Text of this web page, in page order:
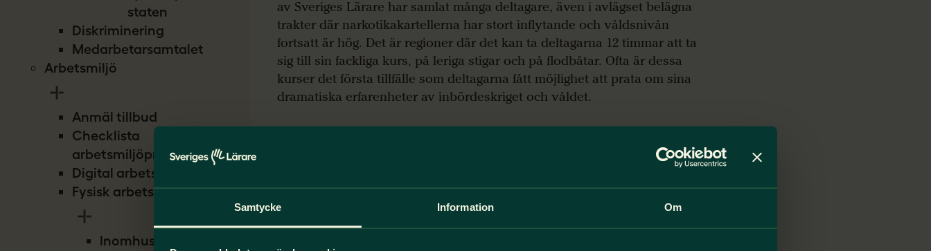
Samtycke Information Om
staten
Diskriminering
Medarbetarsamtalet
Arbetsmiljö
Anmäl tillbud
Checklista
arbetsmiljöproblem
Digital arbetsmiljö
Fysisk arbetsmiljö
Inomhusmiljö
av Sveriges Lärare har samlat många deltagare, även i avlägset belägna
trakter där narkotikakartellerna har stort inflytande och våldsnivån
fortsatt är hög. Det är regioner där det kan ta deltagarna 12 timmar att ta
sig till sin fackliga kurs, på leriga stigar och på flodbåtar. Ofta är dessa
kurser det första tillfälle som deltagarna fått möjlighet att prata om sina
dramatiska erfarenheter av inbördeskriget och våldet.
I Afrika, Latinamerika och Filippinerna driver nätverk av kvinnliga lärare
som Sveriges Lärare samarbetar med, att deras länder ska ratificera ILOs
konvention 190 mot trakasserier och våld på arbetsplatsen. Trakasserier
och våld mot dem som arbetar i skolan drabbar särskilt kvinnor.
Konventionen tar också upp hur våld i hemmet hindrar många kvinnor
från att arbeta. I höst fick vi glada segerrop från kvinnonätverket i